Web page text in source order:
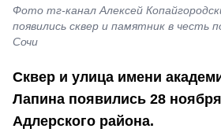
Фото тг-канал Алексей
появились сквер и памятник в честь
Сочи
Сквер и улица имени
Лапина появились 28
Адлерского района.